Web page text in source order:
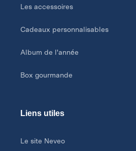
Les accessoires
Cadeaux personnalisables
Album de l'année
Box gourmande
Liens utiles
Le site Neveo